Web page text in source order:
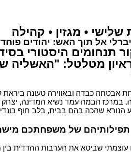
שלישי • מגזין • קהילה
אל תוך האש: יהודים
תנחומים היסטורי
במרכז הבמה עמד נשיא המדינה,
תפילותיהם של משפחתכם